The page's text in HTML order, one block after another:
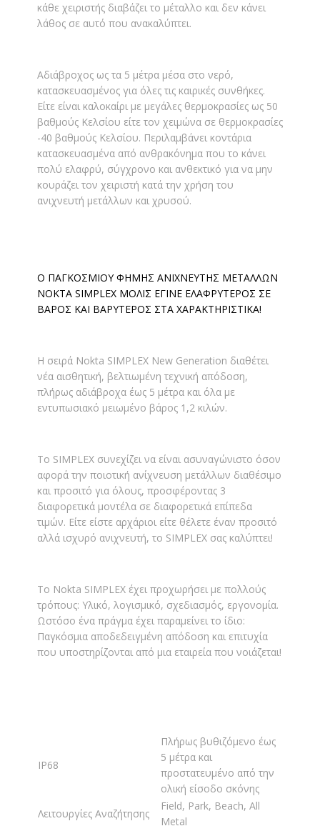
κάθε χειριστής διαβάζει το μέταλλο και δεν κάνει
λάθος σε αυτό που ανακαλύπτει.
Αδιάβροχος ως τα 5 μέτρα μέσα στο νερό,
κατασκευασμένος για όλες τις καιρικές συνθήκες.
Είτε είναι καλοκαίρι με μεγάλες θερμοκρασίες ως 50
βαθμούς Κελσίου είτε τον χειμώνα σε θερμοκρασίες
-40 βαθμούς Κελσίου. Περιλαμβάνει κοντάρια
κατασκευασμένα από ανθρακόνημα που το κάνει
πολύ ελαφρύ, σύγχρονο και ανθεκτικό για να μην
κουράζει τον χειριστή κατά την χρήση του
ανιχνευτή μετάλλων και χρυσού.
Ο ΠΑΓΚΟΣΜΙΟΥ ΦΗΜΗΣ ΑΝΙΧΝΕΥΤΗΣ ΜΕΤΑΛΛΩΝ
NOKTA SIMPLEX ΜΟΛΙΣ ΕΓΙΝΕ ΕΛΑΦΡΥΤΕΡΟΣ ΣΕ
ΒΑΡΟΣ ΚΑΙ ΒΑΡΥΤΕΡΟΣ ΣΤΑ ΧΑΡΑΚΤΗΡΙΣΤΙΚΑ!
Η σειρά Nokta SIMPLEX New Generation διαθέτει
νέα αισθητική, βελτιωμένη τεχνική απόδοση,
πλήρως αδιάβροχα έως 5 μέτρα και όλα με
εντυπωσιακό μειωμένο βάρος 1,2 κιλών.
Το SIMPLEX συνεχίζει να είναι ασυναγώνιστο όσον
αφορά την ποιοτική ανίχνευση μετάλλων διαθέσιμο
και προσιτό για όλους, προσφέροντας 3
διαφορετικά μοντέλα σε διαφορετικά επίπεδα
τιμών. Είτε είστε αρχάριοι είτε θέλετε έναν προσιτό
αλλά ισχυρό ανιχνευτή, το SIMPLEX σας καλύπτει!
Το Nokta SIMPLEX έχει προχωρήσει με πολλούς
τρόπους: Υλικό, λογισμικό, σχεδιασμός, εργονομία.
Ωστόσο ένα πράγμα έχει παραμείνει το ίδιο:
Παγκόσμια αποδεδειγμένη απόδοση και επιτυχία
που υποστηρίζονται από μια εταιρεία που νοιάζεται!
IP68
Πλήρως βυθιζόμενο έως
5 μέτρα και
προστατευμένο από την
ολική είσοδο σκόνης
Λειτουργίες Αναζήτησης
Field, Park, Beach, All
Metal